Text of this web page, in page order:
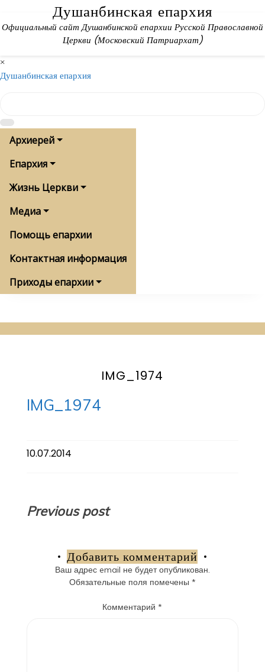
content
Душанбинская епархия
Официальный сайт Душанбинской епархии Русской Православной
Церкви (Московский Патриархат)
×
Душанбинская епархия
Архиерей
Епархия
Жизнь Церкви
Медиа
Помощь епархии
Контактная информация
Приходы епархии
IMG_1974
IMG_1974
10.07.2014
Навигация
записям
Previous post
Добавить комментарий
Ваш адрес email не будет опубликован.
Обязательные поля помечены *
Комментарий*